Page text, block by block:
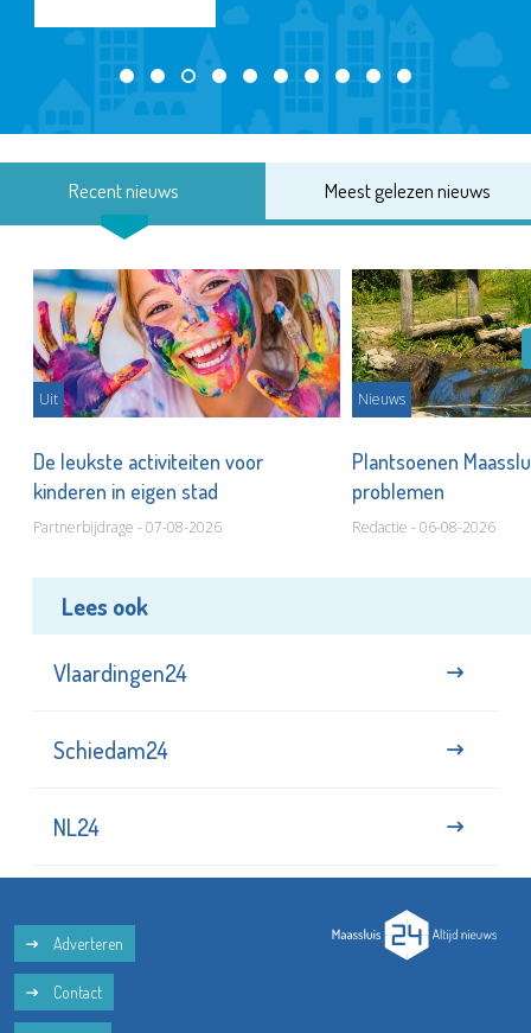
Recent nieuws Meest gelezen nieuws
Uit
De leukste activiteiten voor
kinderen in eigen stad
Partnerbijdrage - 07-08-2026
Nieuws
Plantsoenen
problemen
Redactie - 06-08-2026
Lees ook
Vlaardingen24
Schiedam24
NL24
Adverteren
Contact